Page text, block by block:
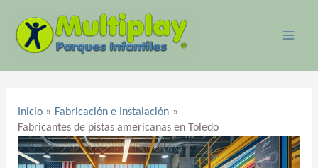
contenido
Inicio
Fabricación e Instalación
Fabricantes de pistas americanas en Toledo
entradas